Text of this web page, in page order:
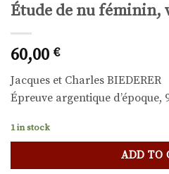
Étude de nu féminin,
60,00 €
Jacques et Charles BIEDERER
Épreuve argentique d’époque,
1 in stock
ADD TO